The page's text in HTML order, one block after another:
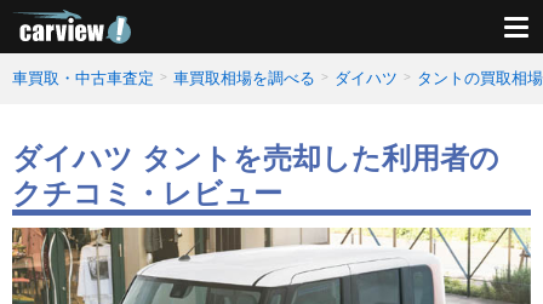
車買取・中古車査定 車買取相場を調べる ダイハツ タントの買取相
ダイハツ タントを売却した利用者の
クチコミ・レビュー